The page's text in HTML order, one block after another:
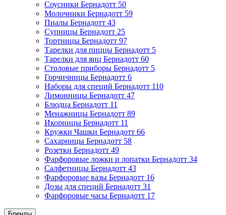
Соусники Бернадотт 50
Молочники Бернадотт 59
Пиалы Бернадотт 43
Супницы Бернадотт 25
Тортницы Бернадотт 97
Тарелки для пиццы Бернадотт 5
Тарелки для яиц Бернадотт 60
Столовые приборы Бернадотт 5
Горчичницы Бернадотт 6
Наборы для специй Бернадотт 110
Лимонницы Бернадотт 47
Блюдца Бернадотт 11
Менажницы Бернадотт 89
Икорницы Бернадотт 11
Кружки Чашки Бернадотт 66
Сахарницы Бернадотт 58
Розетки Бернадотт 49
Фарфоровые ложки и лопатки Бернадотт 34
Салфетницы Бернадотт 43
Фарфоровые вазы Бернадотт 16
Дозы для специй Бернадотт 31
Фарфоровые часы Бернадотт 17